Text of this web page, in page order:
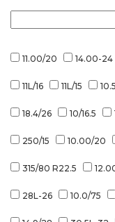
11.00/20 14.00-24
11L/16 11L/15
18.4/26 10/16.5
250/15 10.00/20
315/80 R22.5
28L-26 10.0/75